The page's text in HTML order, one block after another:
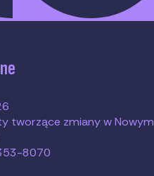
tworzące zmiany w Nowym
8070